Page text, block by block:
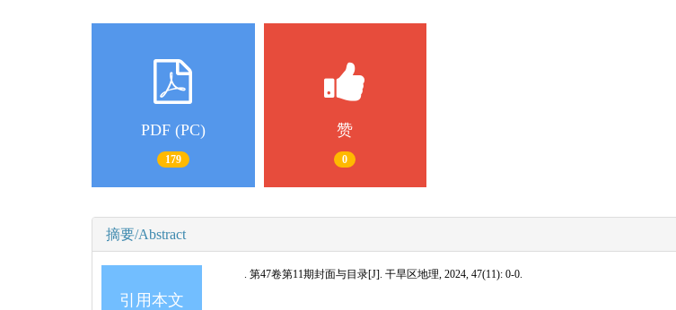
PDF (PC)
179
赞
0
摘要/Abstract
引用本文
. 第47卷第11期封面与目录[J]. 干旱区地理, 2024, 47(11): 0-0.